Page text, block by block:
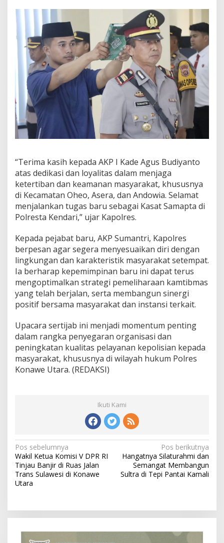
“Terima kasih kepada AKP I Kade Agus Budiyanto
atas dedikasi dan loyalitas dalam menjaga
ketertiban dan keamanan masyarakat, khususnya
di Kecamatan Oheo, Asera, dan Andowia. Selamat
menjalankan tugas baru sebagai Kasat Samapta di
Polresta Kendari,” ujar Kapolres.
Kepada pejabat baru, AKP Sumantri, Kapolres
berpesan agar segera menyesuaikan diri dengan
lingkungan dan karakteristik masyarakat setempat.
Ia berharap kepemimpinan baru ini dapat terus
mengoptimalkan strategi pemeliharaan kamtibmas
yang telah berjalan, serta membangun sinergi
positif bersama masyarakat dan instansi terkait.
Upacara sertijab ini menjadi momentum penting
dalam rangka penyegaran organisasi dan
peningkatan kualitas pelayanan kepolisian kepada
masyarakat, khususnya di wilayah hukum Polres
Konawe Utara. (REDAKSI)
Ikuti Kami
N
a
v
a
s
Pos sebelumnya
Wakil Ketua Komisi V DPR RI
Tinjau Banjir di Ruas Jalan
Trans Sulawesi di Konawe
Utara
Pos berikutnya
Hangatnya Silaturahmi dan
Semangat Membangun
Sultra di Tepi Pantai Kamali